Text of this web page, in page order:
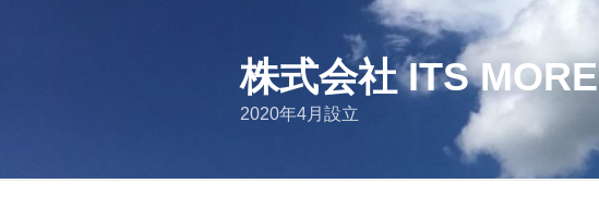
株式会社 ITS MORE
2020年4月設立